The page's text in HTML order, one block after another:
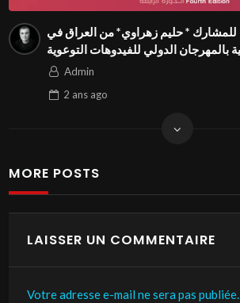
فيديو بعنوان «نجلاء » للمشارك * حليم زهراوي* من العراق في
المسابقة الدولية بالمهرجان الدولي للفيدوهات التوعوية
Season 4 FIVS
Admin
2 ansago
MORE POSTS
LAISSER UN COMMENTAIRE
Votre adresse e-mail ne sera pas publiée.